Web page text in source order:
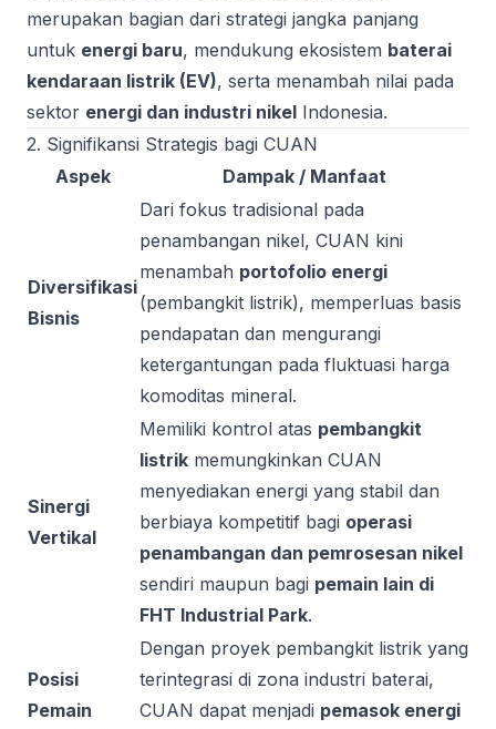
merupakan bagian dari strategi jangka panjang
untuk energi baru, mendukung ekosistem baterai
kendaraan listrik (EV), serta menambah nilai pada
sektor energi dan industri nikel Indonesia.
2. Signifikansi Strategis bagi CUAN
Aspek
Dampak / Manfaat
Diversifikasi
Bisnis
Dari fokus tradisional pada
penambangan nikel, CUAN kini
menambah portofolio energi
(pembangkit listrik), memperluas basis
pendapatan dan mengurangi
ketergantungan pada fluktuasi harga
komoditas mineral.
Sinergi
Vertikal
Memiliki kontrol atas pembangkit
listrik memungkinkan CUAN
menyediakan energi yang stabil dan
berbiaya kompetitif bagi operasi
penambangan dan pemrosesan nikel
sendiri maupun bagi pemain lain di
FHT Industrial Park.
Posisi
Pemain
Dengan proyek pembangkit listrik yang
terintegrasi di zona industri baterai,
CUAN dapat menjadi pemasok energi